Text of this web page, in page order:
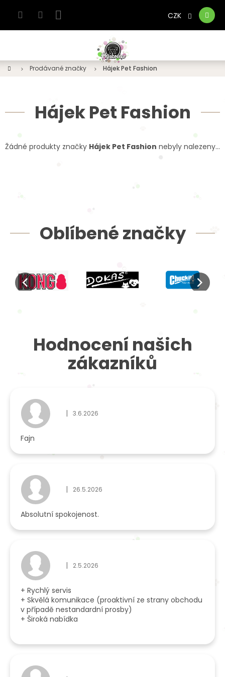
Nákupní
košík
CZK
DomůProdávané značky Hájek Pet Fashion
Hájek Pet Fashion
Žádné produkty značky Hájek Pet Fashion nebyly nalezeny...
Oblíbené značky
Hodnocení našich
zákazníků
Hodnocení obchodu je 5 z 5 hvězdiček.
| 3.6.2026
Fajn
Hodnocení obchodu je 5 z 5 hvězdiček.
| 26.5.2026
Absolutní spokojenost.
Hodnocení obchodu je 5 z 5 hvězdiček.
| 2.5.2026
+ Rychlý servis
+ Skvělá komunikace (proaktivní ze strany obchodu
v případě nestandardní prosby)
+ Široká nabídka